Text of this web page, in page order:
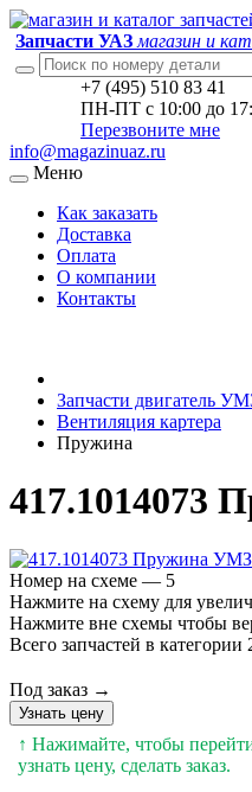
Запчасти УАЗ магазин и
+7 (495) 510 83 41
ПН-ПТ с 10:00 до
Перезвоните мне
info@magazinuaz.ru
Меню
Как заказать
Доставка
Оплата
О компании
Контакты
Запчасти двигатель
Вентиляция картера
Пружина
417.1014073
Номер на схеме — 5
Нажмите на схему для
Нажмите вне схемы чтобы
Всего запчастей в категории
Под заказ →
Узнать цену
↑ Нажимайте, чтобы
узнать цену, сделать заказ.